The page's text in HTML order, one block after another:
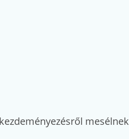
mesélnek